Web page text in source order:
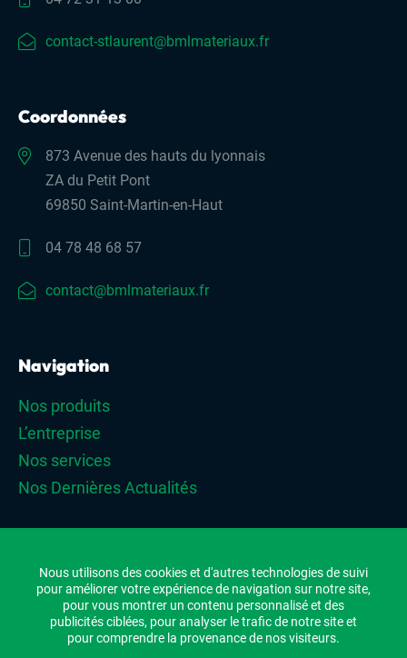
contact-stlaurent@bmlmateriaux.fr
Coordonnées
873 Avenue des hauts du lyonnais
ZA du Petit Pont
69850 Saint-Martin-en-Haut
04 78 48 68 57
contact@bmlmateriaux.fr
Navigation
Nos produits
L’entreprise
Nos services
Nos Dernières Actualités
©BML
Plan du site
Nous utilisons des cookies et d'autres technologies de suivi
pour améliorer votre expérience de navigation sur notre site,
pour vous montrer un contenu personnalisé et des
publicités ciblées, pour analyser le trafic de notre site et
pour comprendre la provenance de nos visiteurs.